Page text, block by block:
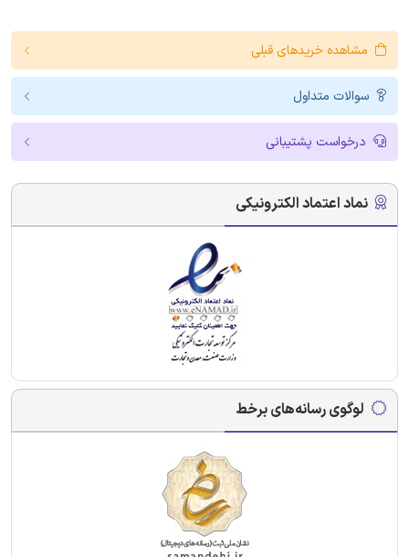
مشاهده خریدهای قبلی
سوالات متداول
درخواست پشتیبانی
نماد اعتماد الکترونیکی
لوگوی رسانه‌های برخط